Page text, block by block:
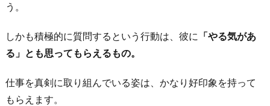
ベ
ン
ト
ご
う。
しかも積極的に質問するという行動は、彼に 「やる気があ
る」とも思ってもらえるもの。
仕事を真剣に取り組んでいる姿は、かなり好印象を持って
もらえます。